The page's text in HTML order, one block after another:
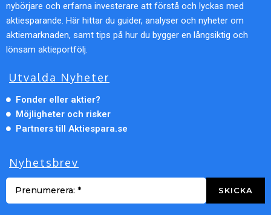
nybörjare och erfarna investerare att förstå och lyckas med
aktiesparande. Här hittar du guider, analyser och nyheter om
aktiemarknaden, samt tips på hur du bygger en långsiktig och
lönsam aktieportfölj.
Utvalda Nyheter
Fonder eller aktier?
Möjligheter och risker
Partners till Aktiespara.se
Nyhetsbrev
SKICKA